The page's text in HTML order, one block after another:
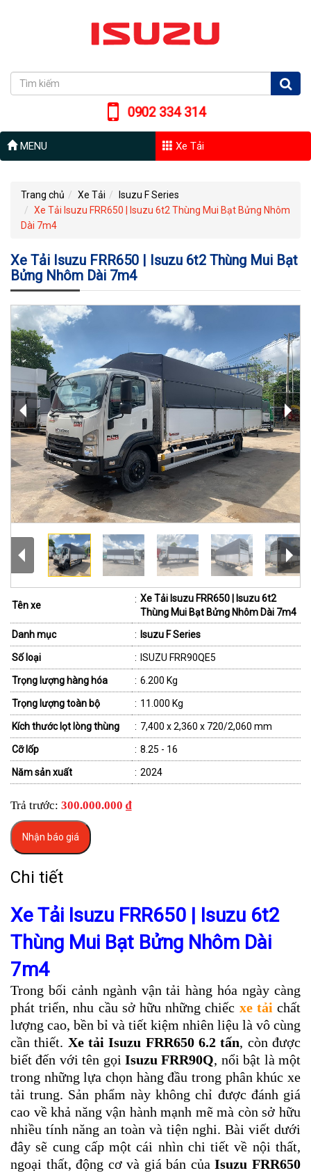
0902 334 314
MENU Xe Tải
Trang chủ Xe Tải
Isuzu F Series
Xe Tải Isuzu FRR650 | Isuzu 6t2 Thùng Mui Bạt Bửng Nhôm
Dài 7m4
Xe Tải Isuzu FRR650 | Isuzu 6t2 Thùng Mui Bạt
Bửng Nhôm Dài 7m4
Tên xe
: Xe Tải Isuzu FRR650 | Isuzu 6t2
Thùng Mui Bạt Bửng Nhôm Dài 7m4
Danh mục
: Isuzu F Series
Số loại : ISUZU FRR90QE5
Trọng lượng hàng hóa : 6.200 Kg
Trọng lượng toàn bộ : 11.000 Kg
Kích thước lọt lòng thùng : 7,400 x 2,360 x 720/2,060 mm
Cỡ lốp : 8.25 - 16
Năm sản xuất : 2024
Trả trước: 300.000.000 ₫
Nhận báo giá
Chi tiết
Xe Tải Isuzu FRR650 | Isuzu 6t2
Thùng Mui Bạt Bửng Nhôm Dài
7m4
Trong bối cảnh ngành vận tải hàng hóa ngày càng
phát triển, nhu cầu sở hữu những chiếc xe tải chất
lượng cao, bền bỉ và tiết kiệm nhiên liệu là vô cùng
cần thiết. Xe tải Isuzu FRR650 6.2 tấn, còn được
biết đến với tên gọi Isuzu FRR90Q, nổi bật là một
trong những lựa chọn hàng đầu trong phân khúc xe
tải trung. Sản phẩm này không chỉ được đánh giá
cao về khả năng vận hành mạnh mẽ mà còn sở hữu
nhiều tính năng an toàn và tiện nghi. Bài viết dưới
đây sẽ cung cấp một cái nhìn chi tiết về nội thất,
ngoại thất, động cơ và giá bán củaIsuzu FRR650